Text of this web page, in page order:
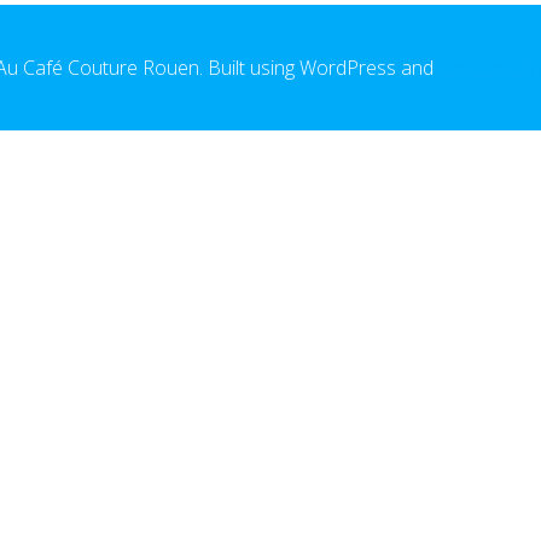
Café Couture Rouen. Built using WordPress and